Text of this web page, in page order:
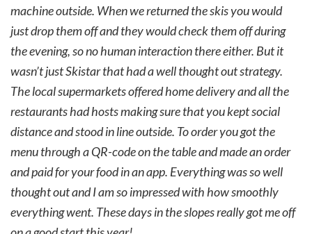
machine outside. When we returned the skis you would
just drop them off and they would check them off during
the evening, so no human interaction there either. But it
wasn’t just Skistar that had a well thought out strategy.
The local supermarkets offered home delivery and all the
restaurants had hosts making sure that you kept social
distance and stood in line outside. To order you got the
menu through a QR-code on the table and made an order
and paid for your food in an app. Everything was so well
thought out and I am so impressed with how smoothly
everything went. These days in the slopes really got me off